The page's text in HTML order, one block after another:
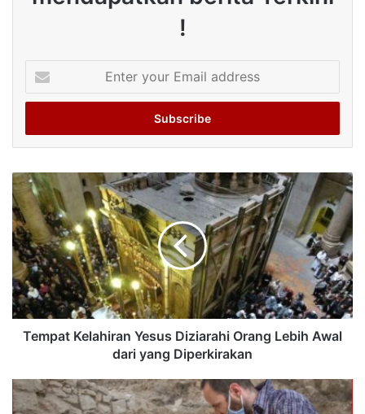
!
your
Email
Tempat Kelahiran Yesus Diziarahi Orang Lebih Awal
dari yang Diperkirakan